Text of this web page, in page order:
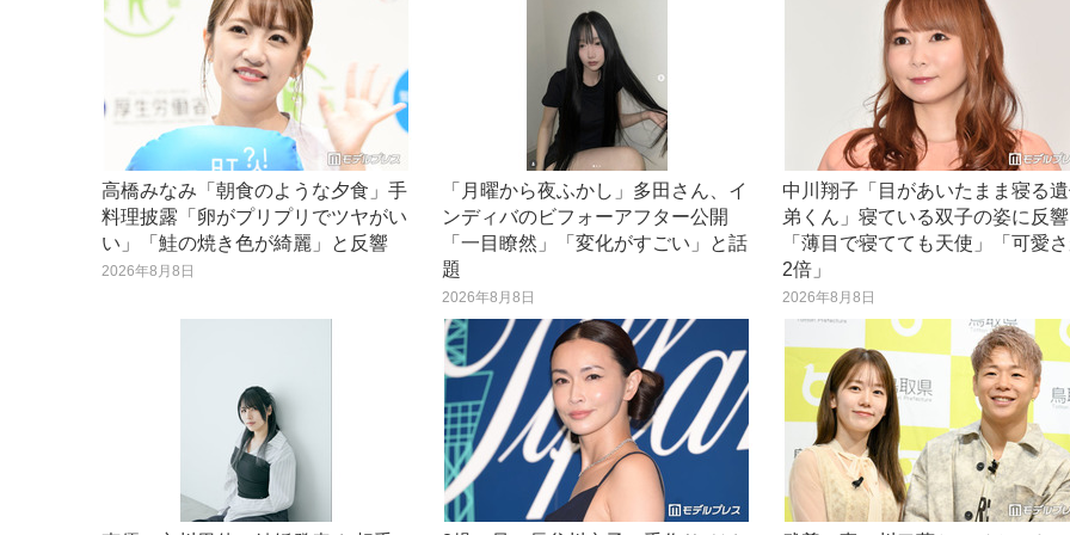
高橋みなみ「朝食のような夕食」手
料理披露「卵がプリプリでツヤがい
い」「鮭の焼き色が綺麗」と反響
2026年8月8日
「月曜から夜ふかし」多田さん、イ
ンディバのビフォーアフター公開
「一目瞭然」「変化がすごい」と話
題
2026年8月8日
中川翔子「目があいたまま寝る
弟くん」寝ている双子の姿に反響
「薄目で寝てても天使」「可愛
2倍」
2026年8月8日